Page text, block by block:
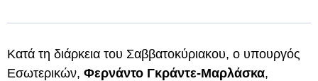
Κατά τη διάρκεια του Σαββατοκύριακου, ο υπουργός
Εσωτερικών, Φερνάντο Γκράντε-Μαρλάσκα,